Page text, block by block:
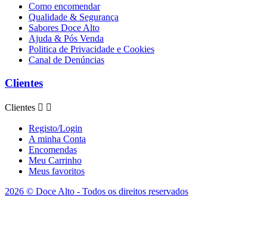
Como encomendar
Qualidade & Segurança
Sabores Doce Alto
Ajuda & Pós Venda
Politica de Privacidade e Cookies
Canal de Denúncias
Clientes
Clientes  
Registo/Login
A minha Conta
Encomendas
Meu Carrinho
Meus favoritos
2026 © Doce Alto - Todos os direitos reservados